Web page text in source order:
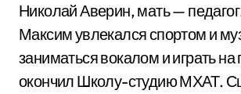
Николай Аверин, мать —
Максим увлекался спортом и
заниматься вокалом и играть на
окончил Школу-студию МХАТ.